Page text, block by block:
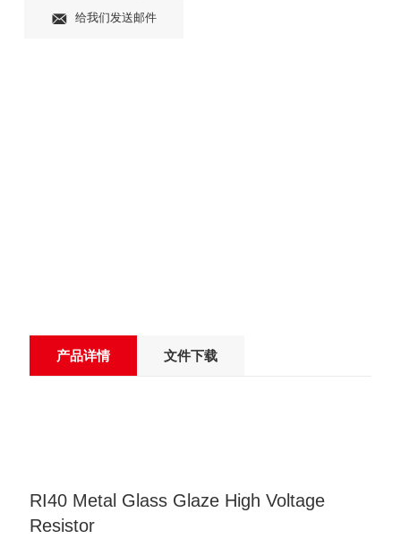
给我们发送邮件
产品详情 文件下载
RI40 Metal Glass Glaze High Voltage
Resistor